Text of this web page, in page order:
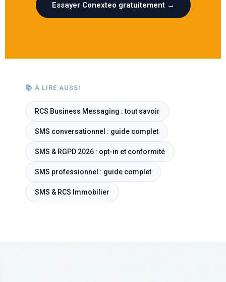
Essayer Conexteo gratuitement →
📚 À LIRE AUSSI
RCS Business Messaging : tout savoir
SMS conversationnel : guide complet
SMS & RGPD 2026 : opt-in et conformité
SMS professionnel : guide complet
SMS & RCS Immobilier